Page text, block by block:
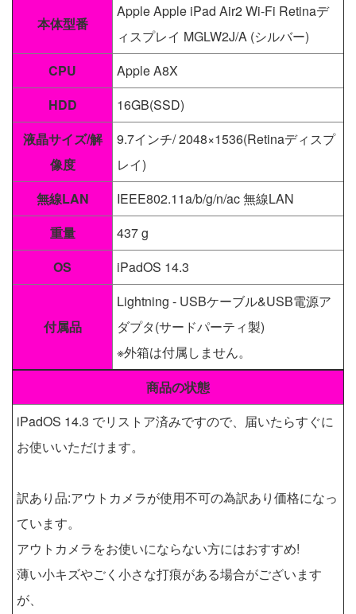
本体型番
Apple Apple iPad Air2 Wi-Fi Retinaデ
ィスプレイ MGLW2J/A (シルバー)
CPU
Apple A8X
HDD
16GB(SSD)
液晶サイズ/解
像度
9.7インチ/ 2048×1536(Retinaディスプ
レイ)
無線LAN
IEEE802.11a/b/g/n/ac 無線LAN
重量
437 g
OS
iPadOS 14.3
付属品
Lightning - USBケーブル&USB電源ア
ダプタ(サードパーティ製)
※外箱は付属しません。
商品の状態
iPadOS 14.3 でリストア済みですので、届いたらすぐに
お使いいただけます。
訳あり品:アウトカメラが使用不可の為訳あり価格になっ
ています。
アウトカメラをお使いにならない方にはおすすめ!
薄い小キズやごく小さな打痕がある場合がございます
が、